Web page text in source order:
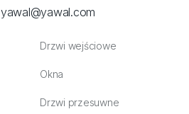
Drzwi wejściowe
Okna
Drzwi przesuwne
yawal@yawal.com